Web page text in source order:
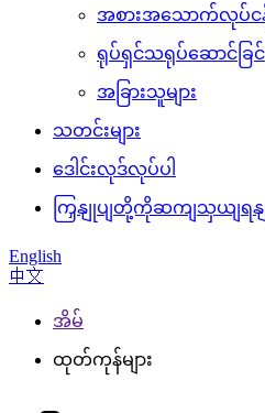
အစားအသောက်လုပ်င
ရုပ်ရှင်သရုပ်ဆောင်ခြင်
အခြားသူများ
သတင်းများ
ဒေါင်းလုဒ်လုပ်ပါ
ကြှနျုပျတို့ကိုဆကျသှယျရန
English
中文
အိမ်
ထုတ်ကုန်များ